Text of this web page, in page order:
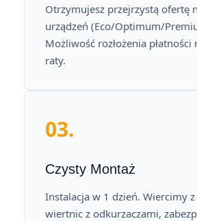
Otrzymujesz przejrzystą ofertę
urządzeń (Eco/Optimum/
Możliwość rozłożenia
raty.
03.
Czysty Montaż
Instalacja w 1 dzień. Wiercimy
wiertnic z odkurzaczami,